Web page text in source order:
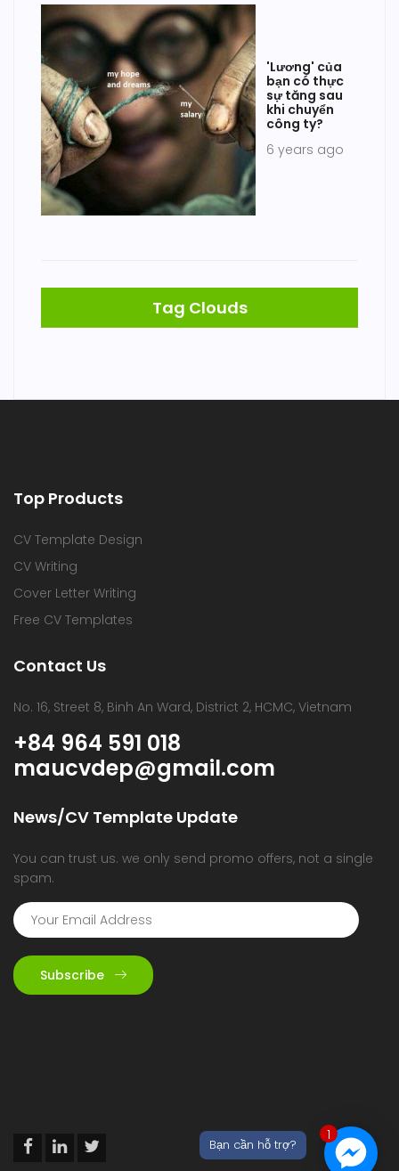
'Lương' của
bạn có thực
sự tăng sau
khi chuyển
công ty?
6 years ago
Tag Clouds
Top Products
CV Template Design
CV Writing
Cover Letter Writing
Free CV Templates
Contact Us
No. 16, Street 8, Binh An Ward, District 2, HCMC, Vietnam
+84 964 591 018
maucvdep@gmail.com
News/CV Template Update
You can trust us. we only send promo offers, not a single
spam.
Subscribe
1
Bạn cần hỗ trợ?